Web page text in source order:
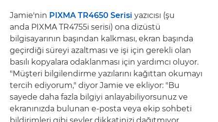
Jamie'nin PIXMA TR4650 Serisi yazıcısı (şu
anda PIXMA TR4755i serisi) ona dizüstü
bilgisayarının başından kalkması, ekran başında
geçirdiği süreyi azaltması ve işi için gerekli olan
basılı kopyalara odaklanması için yardımcı oluyor.
"Müşteri bilgilendirme yazılarını kağıttan okumayı
tercih ediyorum," diyor Jamie ve ekliyor: "Bu
sayede daha fazla bilgiyi anlayabiliyorsunuz ve
ekranınızda bulunan e-posta veya ekip sohbeti